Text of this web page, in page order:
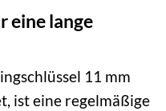
eine lange
11 mm
ist eine regelmäßige